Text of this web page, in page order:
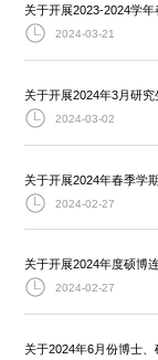
关于开展2023-2024学
2024-03-21
关于开展2024年3月研
2024-03-02
关于开展2024年春季学
2024-02-27
关于开展2024年度硕博
2024-02-27
关于2024年6月份博士